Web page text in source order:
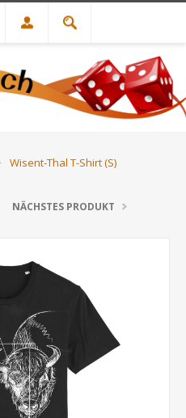
Wisent-Thal T-Shirt (S)
NÄCHSTES PRODUKT